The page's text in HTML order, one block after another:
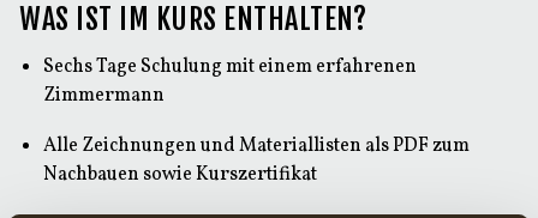
WAS IST IM KURS ENTHALTEN?
Sechs Tage Schulung mit einem erfahrenen
Zimmermann
Alle Zeichnungen und Materiallisten als PDF zum
Nachbauen sowie Kurszertifikat